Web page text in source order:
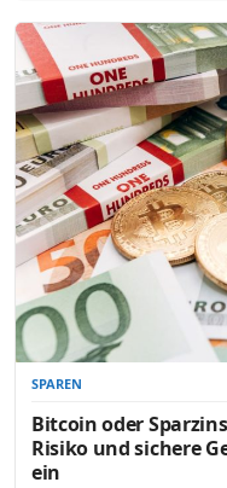
SPAREN
Bitcoin oder
Risiko und sichere
ein